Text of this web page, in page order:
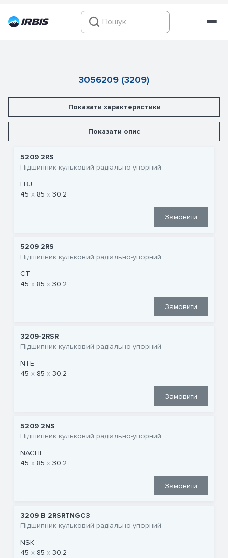
3056209 (3209)
Показати характеристики
Показати опис
5209 2RS
Підшипник кульковий радіально-упорний
FBJ
45
85 30,2
Замовити
5209 2RS
Підшипник кульковий радіально-упорний
CT
45
85 30,2
Замовити
3209-2RSR
Підшипник кульковий радіально-упорний
NTE
45
85 30,2
Замовити
5209 2NS
Підшипник кульковий радіально-упорний
NACHI
45
85 30,2
Замовити
3209 B 2RSRTNGC3
Підшипник кульковий радіально-упорний
NSK
45
85 30,2